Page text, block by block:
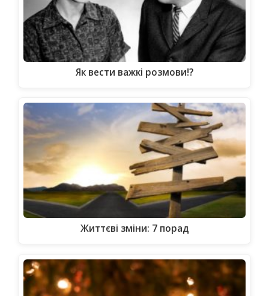
Як вести важкі розмови!?
Життєві зміни: 7 порад